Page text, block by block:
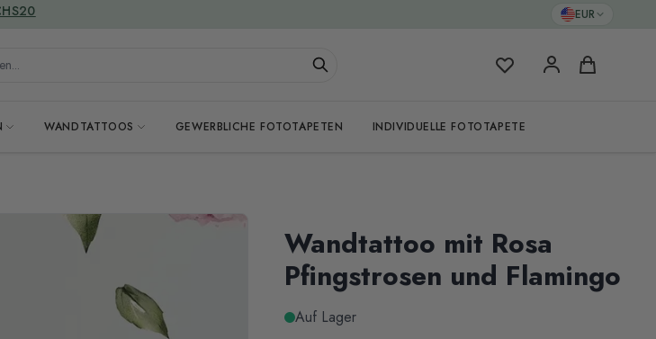
EUR
Meine FavoritenWarenkorb
WANDTATTOOS GEWERBLICHE FOTOTAPETEN INDIVIDUELLE FOTOTAPETE
Wandtattoo mit Rosa
Pfingstrosen und Flamingo
Auf Lager